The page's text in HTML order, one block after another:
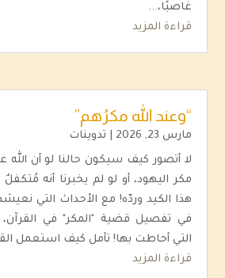
غاصبًا،...
قراءة المزيد
“وعند الله مكرُهم”
مارس 23, 2026 تدوينات
لا أتصور كيف سيكون حالنا لو أن الله
مكر اليهود، أو لو لم يخبرنا أنه
هذا الكيد وردّه! مع الأحداث التي
في تفصيل قضية "المكر" في القرآن،
التي أحاطت بها! تأمل كيف استعمل
قراءة المزيد